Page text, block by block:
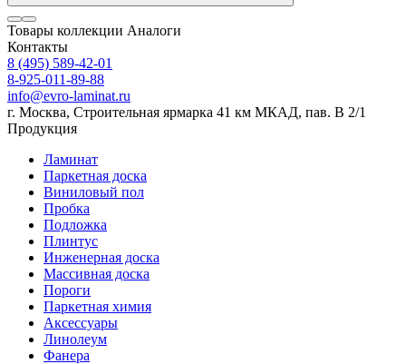
Товары коллекции Аналоги
Контакты
8 (495) 589-42-01
8-925-011-89-88
info@evro-laminat.ru
г. Москва, Строительная ярмарка 41 км МКАД, пав. В 2/1
Продукция
Ламинат
Паркетная доска
Виниловый пол
Пробка
Подложка
Плинтус
Инженерная доска
Массивная доска
Пороги
Паркетная химия
Аксессуары
Линолеум
Фанера